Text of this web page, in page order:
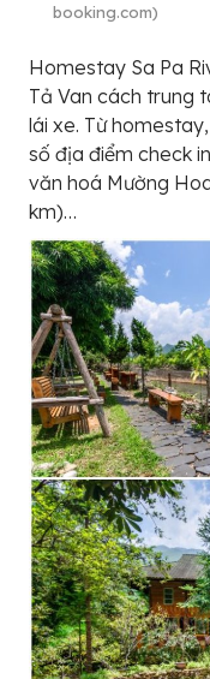
booking.com)
Homestay Sa Pa
Tả Van cách trung
lái xe. Từ
số địa điểm check
văn hoá Mường
km)…